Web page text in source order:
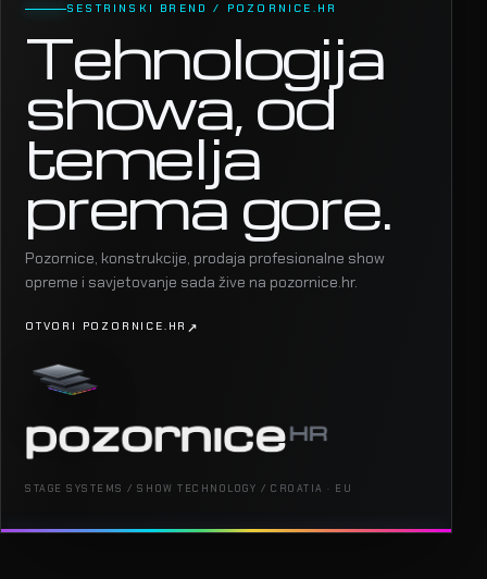
SESTRINSKI BREND / POZORNICE.HR
Tehnologija
showa, od
temelja
prema gore.
Pozornice, konstrukcije, prodaja profesionalne show
opreme i savjetovanje sada žive na pozornice.hr.
OTVORI POZORNICE.HR
STAGE SYSTEMS / SHOW TECHNOLOGY / CROATIA · EU